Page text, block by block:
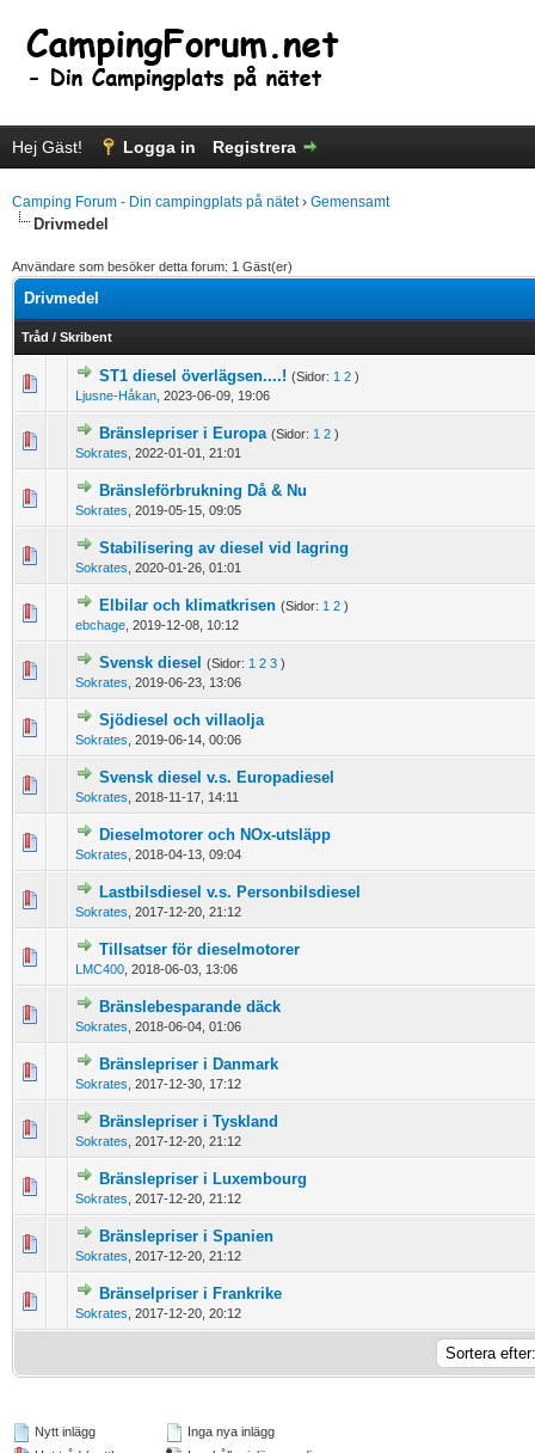
Hej Gäst! Logga in Registrera
Camping Forum - Din campingplats på nätet› Gemensamt
Drivmedel
Användare som besöker detta forum: 1 Gäst(er)
Drivmedel
Tråd / Skribent
ST1 diesel överlägsen....! (Sidor: 1 2 )
Ljusne-Håkan 2023-06-09, 19:06
0 Vote(s) - 0 out of 5 in Average
1234 5
Bränslepriser i Europa (Sidor: 1 2 )
Sokrates 2022-01-01, 21:01
0 Vote(s) - 0 out of 5 in Average
12 345
Bränsleförbrukning Då & Nu
Sokrates 2019-05-15, 09:05
0 Vote(s) - 0 out of 5 in Average
12 345
Stabilisering av diesel vid lagring
Sokrates 2020-01-26, 01:01
0 Vote(s) - 0 out of 5 in Average
12 345
Elbilar och klimatkrisen (Sidor: 1 2 )
ebchage 2019-12-08, 10:12
0 Vote(s) - 0 out of 5 in Average
123 45
Svensk diesel (Sidor: 1 2 3 )
Sokrates 2019-06-23, 13:06
0 Vote(s) - 0 out of 5 in Average
1 2 3 4
Sjödiesel och villaolja
Sokrates 2019-06-14, 00:06
0 Vote(s) - 0 out of 5 in Average
12
Svensk diesel v.s. Europadiesel
Sokrates 2018-11-17, 14:11
0 Vote(s) - 0 out of 5 in Average
12345
Dieselmotorer och NOx-utsläpp
Sokrates 2018-04-13, 09:04
0 Vote(s) - 0 out of 5 in Average
12345
Lastbilsdiesel v.s. Personbilsdiesel
Sokrates 2017-12-20, 21:12
0 Vote(s) - 0 out of 5 in Average
12345
Tillsatser för dieselmotorer
LMC400 2018-06-03, 13:06
0 Vote(s) - 0 out of 5 in Average
12345
Bränslebesparande däck
Sokrates 2018-06-04, 01:06
0 Vote(s) - 0 out of 5 in Average
1234
Bränslepriser i Danmark
Sokrates 2017-12-30, 17:12
0 Vote(s) - 0 out of 5 in Average
12 3
Bränslepriser i Tyskland
Sokrates 2017-12-20, 21:12
0 Vote(s) - 0 out of 5 in Average
123
Bränslepriser i Luxembourg
Sokrates 2017-12-20, 21:12
0 Vote(s) - 0 out of 5 in Average
12345
Bränslepriser i Spanien
Sokrates 2017-12-20, 21:12
0 Vote(s) - 0 out of 5 in Average
123
Bränselpriser i Frankrike
Sokrates 2017-12-20, 20:12
0 Vote(s) - 0 out of 5 in Average
1 234
Nytt inlägg
Inga nya inlägg